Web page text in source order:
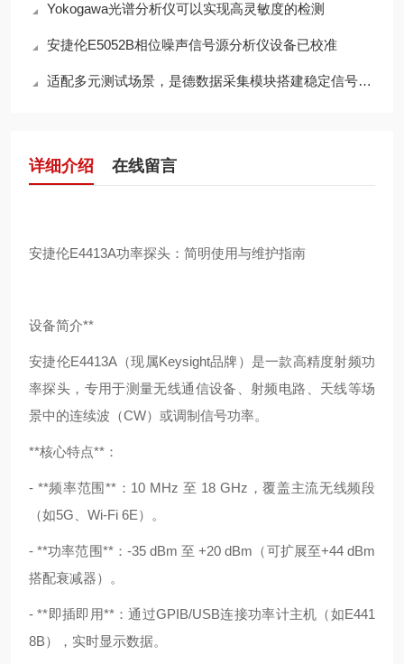
Yokogawa光谱分析仪可以实现高灵敏度的检测
安捷伦E5052B相位噪声信号源分析仪设备已校准
适配多元测试场景，是德数据采集模块搭建稳定信号采集体系
详细介绍 在线留言
安捷伦E4413A功率探头：简明使用与维护指南
设备简介**
安捷伦E4413A（现属Keysight品牌）是一款高精度射频功
率探头，专用于测量无线通信设备、射频电路、天线等场
景中的连续波（CW）或调制信号功率。
**核心特点**：
- **频率范围**：10 MHz 至 18 GHz，覆盖主流无线频段
（如5G、Wi-Fi 6E）。
- **功率范围**：-35 dBm 至 +20 dBm（可扩展至+44 dBm
搭配衰减器）。
- **即插即用**：通过GPIB/USB连接功率计主机（如E441
8B），实时显示数据。